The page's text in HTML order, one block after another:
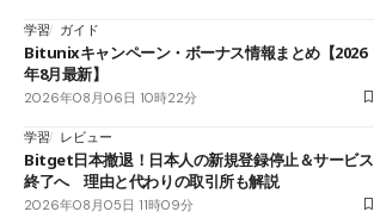
学習 ガイド
Bitunixキャンペーン・ボーナス情報まとめ【2026
年8月最新】
2026年08月06日 10時22分
学習 レビュー
Bitget日本撤退！日本人の新規登録停止＆サービス
終了へ 理由と代わりの取引所も解説
2026年08月05日 11時09分